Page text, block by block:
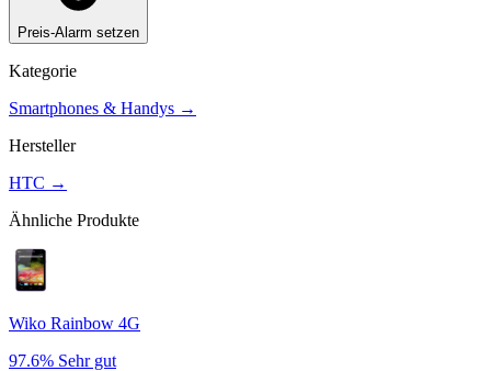
Preis-Alarm setzen
Kategorie
Smartphones & Handys →
Hersteller
HTC →
Ähnliche Produkte
Wiko Rainbow 4G
97.6% Sehr gut